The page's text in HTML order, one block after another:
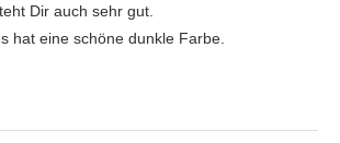
Dir auch sehr gut.
hat eine schöne dunkle Farbe.